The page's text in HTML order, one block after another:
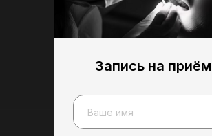
Запись на приём
Подробнее